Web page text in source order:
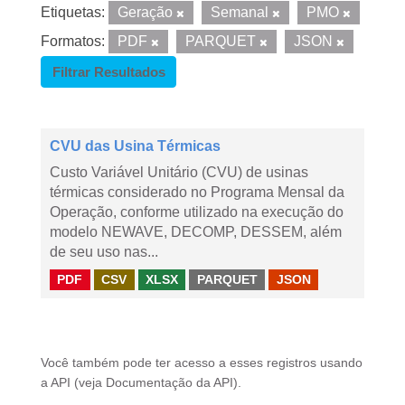
Etiquetas: Geração Semanal
PMO
Formatos:
PDF PARQUET
JSON
Filtrar Resultados
CVU das Usina Térmicas
Custo Variável Unitário (CVU) de usinas
térmicas considerado no Programa Mensal da
Operação, conforme utilizado na execução do
modelo NEWAVE, DECOMP, DESSEM, além
de seu uso nas...
PDF CSV XLSX PARQUET JSON
Você também pode ter acesso a esses registros usando
a API (veja Documentação da API ).